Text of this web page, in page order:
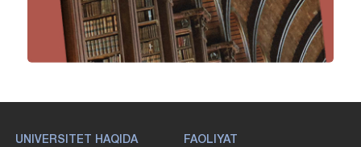
UNIVERSITET HAQIDA FAOLIYAT